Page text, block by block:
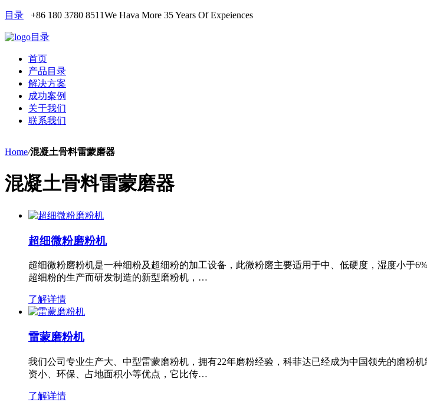
目录 +86 180 3780 8511We Hava More 35 Years Of Expeiences
目录
首页
产品目录
解决方案
成功案例
关于我们
联系我们
Home/混凝土骨料雷蒙磨器
混凝土骨料雷蒙磨器
超细微粉磨粉机
超细微粉磨粉机是一种细粉及超细粉的加工设备，此微粉磨主要适用于中、低硬度，湿度小于
超细粉的生产而研发制造的新型磨粉机，…
了解详情
雷蒙磨粉机
我们公司专业生产大、中型雷蒙磨粉机，拥有22年磨粉经验，科菲达已经成为中国领先的磨粉
资小、环保、占地面积小等优点，它比传…
了解详情